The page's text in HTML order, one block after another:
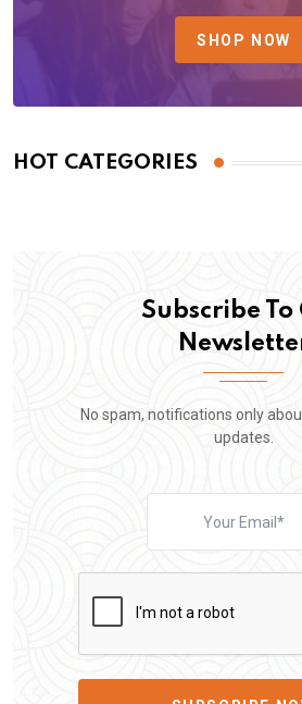
SHOP NOW
HOT CATEGORIES
Subscribe To
No spam, notifications only
updates.